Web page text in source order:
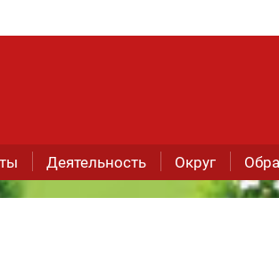
Деятельность Округ